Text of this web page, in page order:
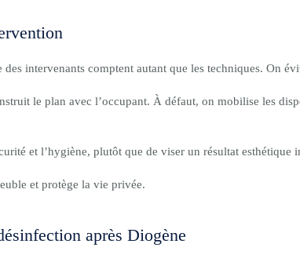
intervenants comptent autant que les techniques. On
le plan avec l’occupant. À défaut, on mobilise les
et l’hygiène, plutôt que de viser un résultat esthétique
et protège la vie privée.
après Diogène